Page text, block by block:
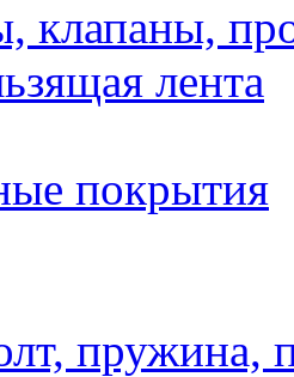
клапаны,
лента
покрытия
пружина,